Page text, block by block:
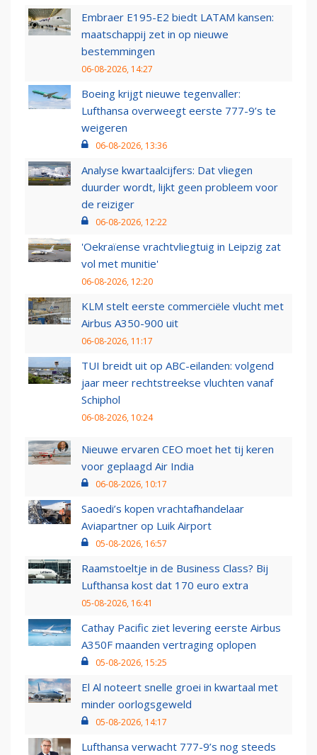
Embraer E195-E2 biedt LATAM kansen:
maatschappij zet in op nieuwe
bestemmingen
06-08-2026, 14:27
Boeing krijgt nieuwe tegenvaller:
Lufthansa overweegt eerste 777-9’s te
weigeren
06-08-2026, 13:36
Analyse kwartaalcijfers: Dat vliegen
duurder wordt, lijkt geen probleem voor
de reiziger
06-08-2026, 12:22
'Oekraïense vrachtvliegtuig in Leipzig zat
vol met munitie'
06-08-2026, 12:20
KLM stelt eerste commerciële vlucht met
Airbus A350-900 uit
06-08-2026, 11:17
TUI breidt uit op ABC-eilanden: volgend
jaar meer rechtstreekse vluchten vanaf
Schiphol
06-08-2026, 10:24
Nieuwe ervaren CEO moet het tij keren
voor geplaagd Air India
06-08-2026, 10:17
Saoedi’s kopen vrachtafhandelaar
Aviapartner op Luik Airport
05-08-2026, 16:57
Raamstoeltje in de Business Class? Bij
Lufthansa kost dat 170 euro extra
05-08-2026, 16:41
Cathay Pacific ziet levering eerste Airbus
A350F maanden vertraging oplopen
05-08-2026, 15:25
El Al noteert snelle groei in kwartaal met
minder oorlogsgeweld
05-08-2026, 14:17
Lufthansa verwacht 777-9’s nog steeds